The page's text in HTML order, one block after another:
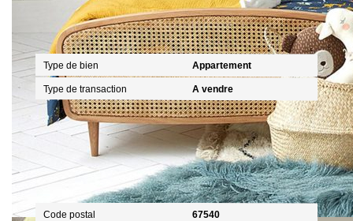
Général
Type de bien Appartement
Type de transaction A vendre
Localisation
Code postal 67540